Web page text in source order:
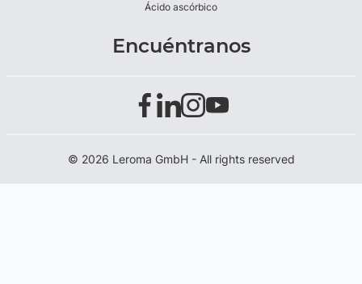
Ácido ascórbico
Encuéntranos
© 2026 Leroma GmbH - All rights reserved